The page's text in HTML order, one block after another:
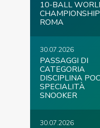
10-BALL
ROMA
30.07.2026
PASSAGGI DI
CATEGORIA
DISCIPLINA
SPECIALITÀ
SNOOKER
30.07.2026